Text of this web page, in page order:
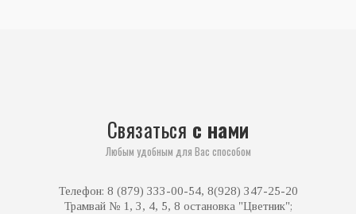
Связаться с нами
Любым удобным для Вас способом
Телефон: 8 (879) 333-00-54, 8(928) 347-25-20
Трамвай № 1, 3, 4, 5, 8 остановка "Цветник";